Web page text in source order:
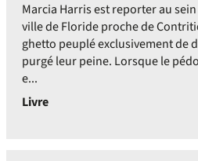
Marcia Harris est reporter au
ville de Floride proche de
ghetto peuplé exclusivement de
purgé leur peine. Lorsque le
e...
Livre